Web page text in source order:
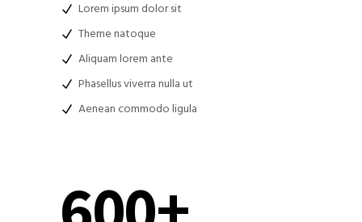
Lorem ipsum dolor sit
Theme natoque
Aliquam lorem ante
Phasellus viverra nulla ut
Aenean commodo ligula